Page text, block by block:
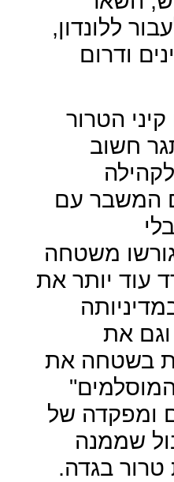
ללונדון,
ודרום
הטרור
חשוב
המשבר עם
משטחה
עוד יותר את
את
בשטחה את
ומפקדה של
שממנה
טרור בגדה.